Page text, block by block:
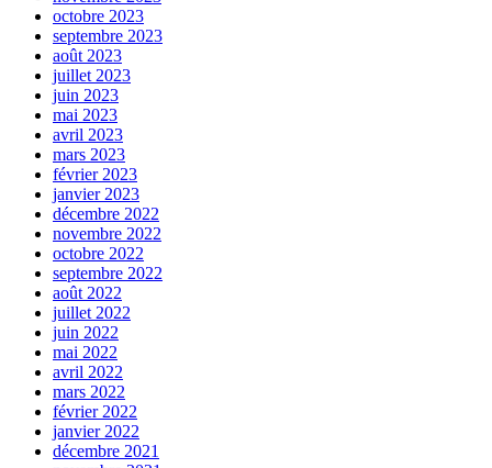
octobre 2023
septembre 2023
août 2023
juillet 2023
juin 2023
mai 2023
avril 2023
mars 2023
février 2023
janvier 2023
décembre 2022
novembre 2022
octobre 2022
septembre 2022
août 2022
juillet 2022
juin 2022
mai 2022
avril 2022
mars 2022
février 2022
janvier 2022
décembre 2021